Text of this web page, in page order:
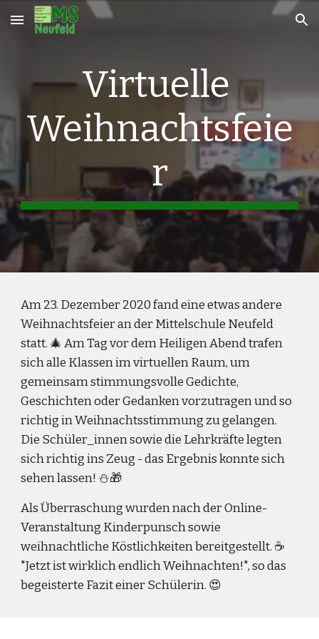
Skip to main content Skip to navigation
Virtuelle
Weihnachtsfeie
r
Am 23. Dezember 2020 fand eine etwas andere
Weihnachtsfeier an der Mittelschule Neufeld
statt. 🎄 Am Tag vor dem Heiligen Abend trafen
sich alle Klassen im virtuellen Raum, um
gemeinsam stimmungsvolle Gedichte,
Geschichten oder Gedanken vorzutragen und so
richtig in Weihnachtsstimmung zu gelangen.
Die Schüler_innen sowie die Lehrkräfte legten
sich richtig ins Zeug - das Ergebnis konnte sich
sehen lassen! ⛄🎁
Als Überraschung wurden nach der Online-
Veranstaltung Kinderpunsch sowie
weihnachtliche Köstlichkeiten bereitgestellt. ☕
"Jetzt ist wirklich endlich Weihnachten!", so das
begeisterte Fazit einer Schülerin. 😍